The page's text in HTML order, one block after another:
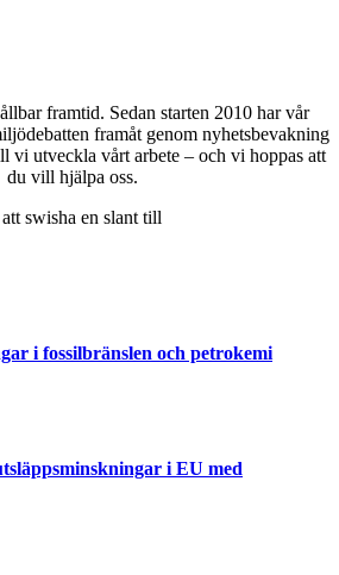
framtid. Sedan starten 2010 har vår
framåt genom nyhetsbevakning
vi utveckla vårt arbete – och vi hoppas att
du vill hjälpa oss.
swisha en slant till
i fossilbränslen och petrokemi
i EU med